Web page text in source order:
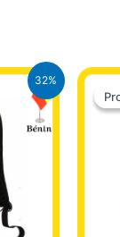
32%
CFA.